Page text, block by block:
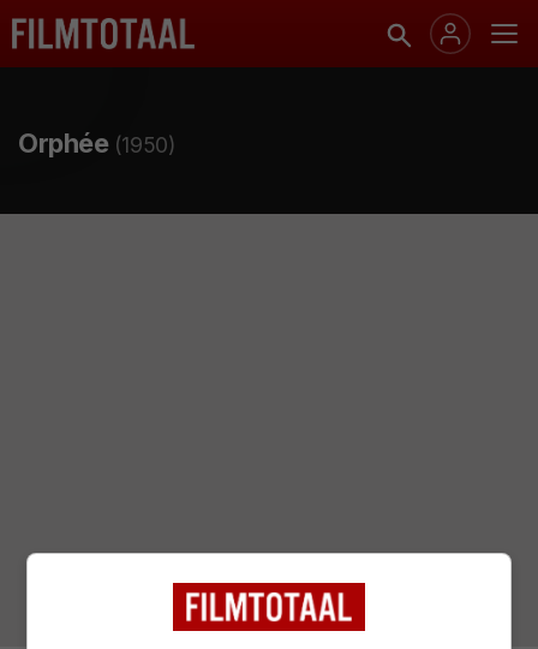
Orphée (1950)